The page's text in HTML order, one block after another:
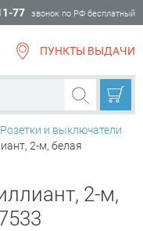
77 звонок по РФ бесплатный
ПУНКТЫ ВЫДАЧИ
Розетки и выключатели
2-м, белая
2-м,